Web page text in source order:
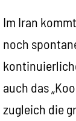
Im Iran
noch
auch das
zugleich die